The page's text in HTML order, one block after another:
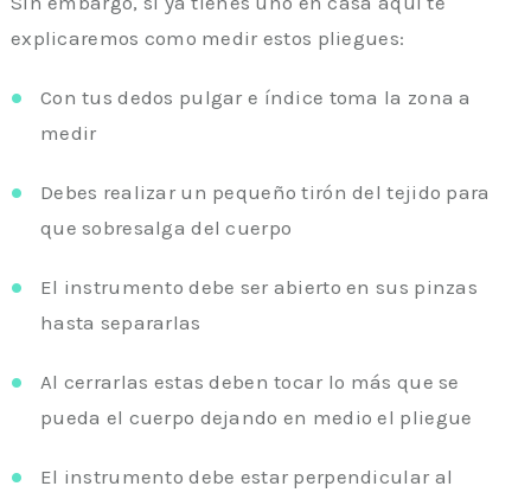
explicaremos como medir estos pliegues:
Con tus dedos pulgar e índice toma la zona a
medir
Debes realizar un pequeño tirón del tejido para
que sobresalga del cuerpo
El instrumento debe ser abierto en sus pinzas
hasta separarlas
Al cerrarlas estas deben tocar lo más que se
pueda el cuerpo dejando en medio el pliegue
El instrumento debe estar perpendicular al